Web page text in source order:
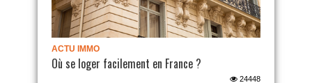
ACTU IMMO
Où se loger facilement en France ?
24448